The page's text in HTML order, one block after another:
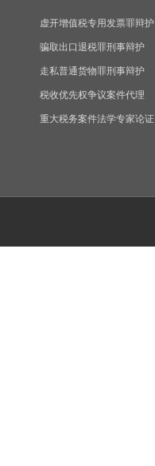
虚开增值税专用发票罪辩护
骗取出口退税罪刑事辩护
走私普通货物罪刑事辩护
税收优先权争议案件代理
重大税务案件法学专家论证